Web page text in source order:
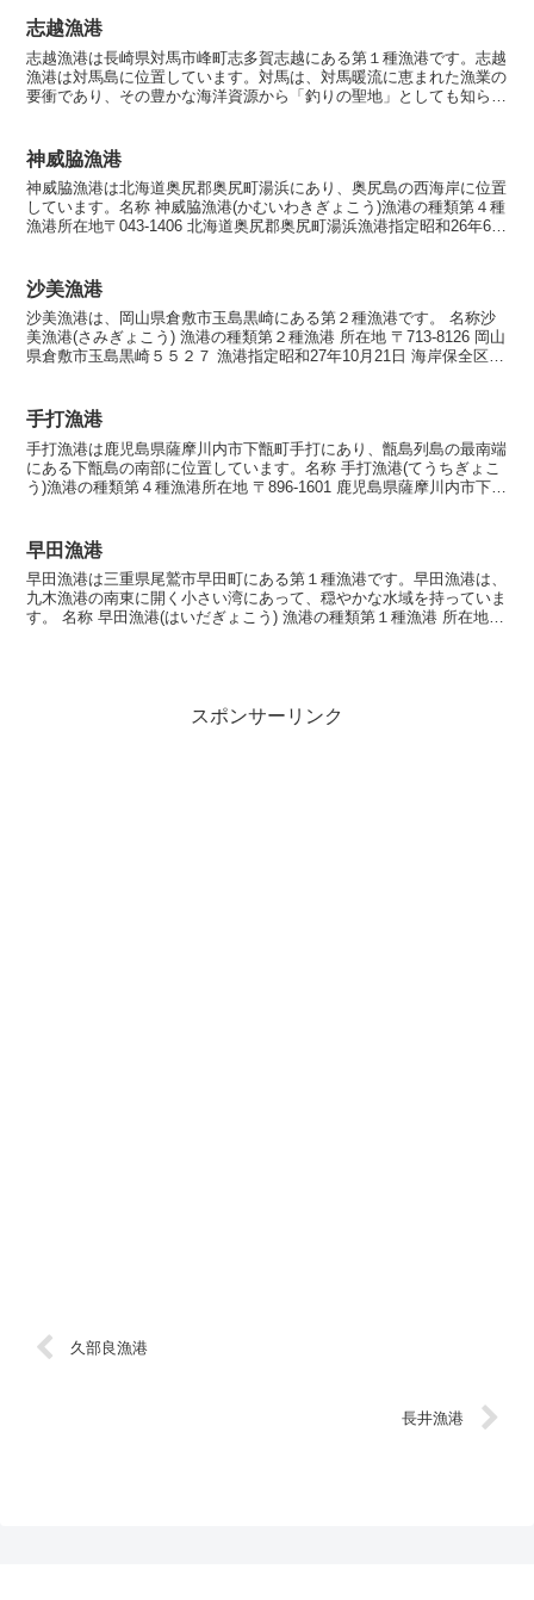
志越漁港
志越漁港は長崎県対馬市峰町志多賀志越にある第１種漁港です。志越
漁港は対馬島に位置しています。対馬は、対馬暖流に恵まれた漁業の
要衝であり、その豊かな海洋資源から「釣りの聖地」としても知られ
神威脇漁港
神威脇漁港は北海道奥尻郡奥尻町湯浜にあり、奥尻島の西海岸に位置
しています。名称 神威脇漁港(かむいわきぎょこう)漁港の種類第４種
漁港所在地〒043-1406 北海道奥尻郡奥尻町湯浜漁港指定昭和26年6月
沙美漁港
沙美漁港は、岡山県倉敷市玉島黒崎にある第２種漁港です。 名称沙
美漁港(さみぎょこう) 漁港の種類第２種漁港 所在地 〒713-8126 岡山
県倉敷市玉島黒崎５５２７ 漁港指定昭和27年10月21日 海岸保全区域
手打漁港
手打漁港は鹿児島県薩摩川内市下甑町手打にあり、甑島列島の最南端
にある下甑島の南部に位置しています。名称 手打漁港(てうちぎょこ
う)漁港の種類第４種漁港所在地 〒896-1601 鹿児島県薩摩川内市下甑
早田漁港
早田漁港は三重県尾鷲市早田町にある第１種漁港です。早田漁港は、
九木漁港の南東に開く小さい湾にあって、穏やかな水域を持っていま
す。 名称 早田漁港(はいだぎょこう) 漁港の種類第１種漁港 所在地〒
スポンサーリンク
久部良漁港
長井漁港